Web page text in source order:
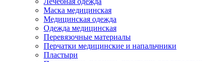
Маска медицинская
Медицинская одежда
Одежда медицинская
Перевязочные материалы
Перчатки медицинские и напальчники
Пластыри